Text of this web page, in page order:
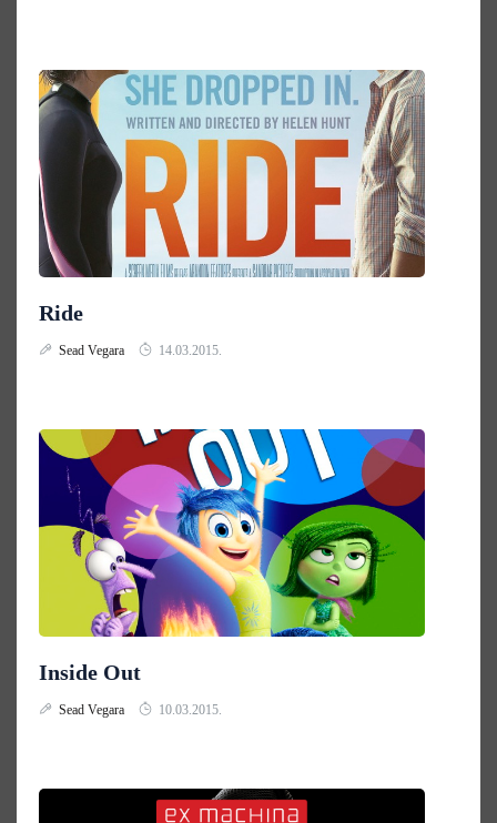
Ride
Sead Vegara 14.03.2015.
Inside Out
Sead Vegara 10.03.2015.